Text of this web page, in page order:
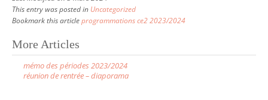
This entry was posted in Uncategorized
Bookmark this articleprogrammations ce2 2023/2024
P
More Articles
mémo des périodes 2023/2024
réunion de rentrée – diaporama